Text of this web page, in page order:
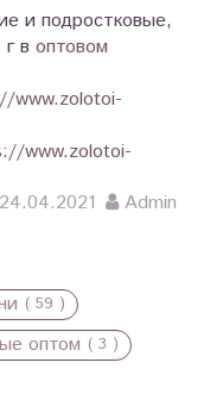
и подростковые,
в оптовом
www.zolotoi-
www.zolotoi-
24.04.2021
Admin
( 59 )
оптом ( 3 )